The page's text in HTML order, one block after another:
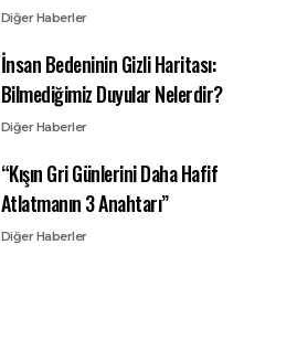
Diğer Haberler
İnsan Bedeninin Gizli Haritası:
Bilmediğimiz Duyular Nelerdir?
Diğer Haberler
“Kışın Gri Günlerini Daha Hafif
Atlatmanın 3 Anahtarı”
Diğer Haberler